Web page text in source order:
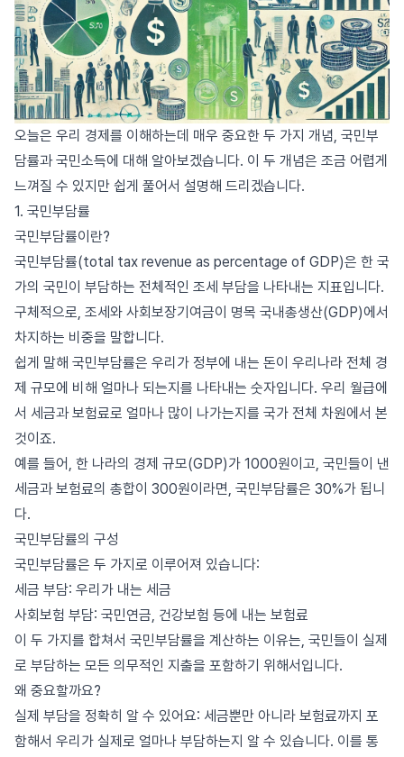
오늘은 우리 경제를 이해하는데 매우 중요한 두 가지 개념, 국민부
담률과 국민소득에 대해 알아보겠습니다. 이 두 개념은 조금 어렵게
느껴질 수 있지만 쉽게 풀어서 설명해 드리겠습니다.
1. 국민부담률
국민부담률이란?
국민부담률(total tax revenue as percentage of GDP)은 한 국
가의 국민이 부담하는 전체적인 조세 부담을 나타내는 지표입니다.
구체적으로, 조세와 사회보장기여금이 명목 국내총생산(GDP)에서
차지하는 비중을 말합니다.
쉽게 말해 국민부담률은 우리가 정부에 내는 돈이 우리나라 전체 경
제 규모에 비해 얼마나 되는지를 나타내는 숫자입니다. 우리 월급에
서 세금과 보험료로 얼마나 많이 나가는지를 국가 전체 차원에서 본
것이죠.
예를 들어, 한 나라의 경제 규모(GDP)가 1000원이고, 국민들이 낸
세금과 보험료의 총합이 300원이라면, 국민부담률은 30%가 됩니
다.
국민부담률의 구성
국민부담률은 두 가지로 이루어져 있습니다:
세금 부담: 우리가 내는 세금
사회보험 부담: 국민연금, 건강보험 등에 내는 보험료
이 두 가지를 합쳐서 국민부담률을 계산하는 이유는, 국민들이 실제
로 부담하는 모든 의무적인 지출을 포함하기 위해서입니다.
왜 중요할까요?
실제 부담을 정확히 알 수 있어요: 세금뿐만 아니라 보험료까지 포
함해서 우리가 실제로 얼마나 부담하는지 알 수 있습니다. 이를 통